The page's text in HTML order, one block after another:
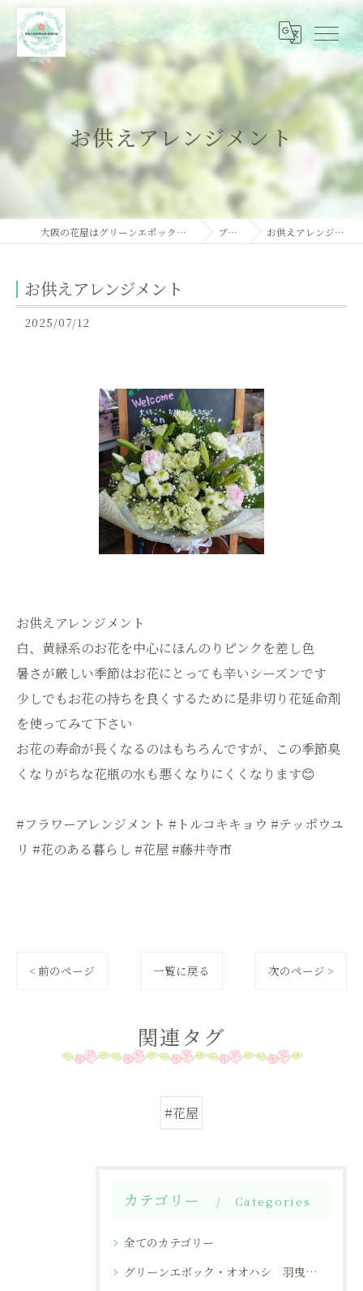
お供えアレンジメント
大阪の花屋はグリーンエポック・オオハシ ブログ お供えアレンジメント
お供えアレンジメント
2025/07/12
お供えアレンジメント
白、黄緑系のお花を中心にほんのりピンクを差し色
暑さが厳しい季節はお花にとっても辛いシーズンです
少しでもお花の持ちを良くするために是非切り花延命剤
を使ってみて下さい
お花の寿命が長くなるのはもちろんですが、この季節臭
くなりがちな花瓶の水も悪くなりにくくなります😊
#フラワーアレンジメント #トルコキキョウ #テッポウユ
リ #花のある暮らし #花屋 #藤井寺市
< 前のページ 一覧に戻る 次のページ >
関連タグ
#花屋
カテゴリー Categories
全てのカテゴリー
グリーンエポック・オオハシ 羽曳野本店